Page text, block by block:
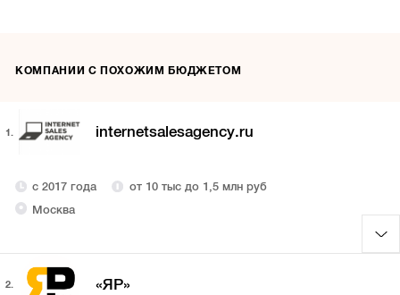
КОМПАНИИ С ПОХОЖИМ БЮДЖЕТОМ
1. internetsalesagency.ru
с 2017 года
от 10 тыс до 1,5 млн руб
Москва
2. «ЯР»